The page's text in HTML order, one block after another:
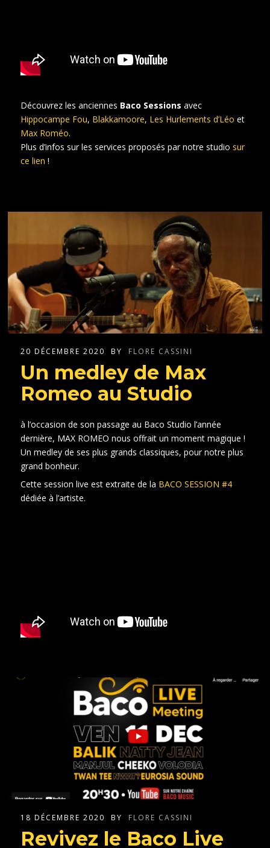
Découvrez les anciennes Baco Sessions avec
Hippocampe Fou, Blakkamoore, Les Hurlements d’Léoet
Max Roméo.
Plus d’infos sur les services proposés par notre studiosur
ce lien !
20 DÉCEMBRE 2020 BY FLORE CASSINI
Un medley de Max
Romeo au Studio
à l’occasion de son passage au Baco Studio l’année
dernière, MAX ROMEO nous offrait un moment magique !
Un medley de ses plus grands classiques, pour notre plus
grand bonheur.
Cette session live est extraite de la BACO SESSION #4
dédiée à l’artiste.
18 DÉCEMBRE 2020 BY FLORE CASSINI
Revivez le Baco Live